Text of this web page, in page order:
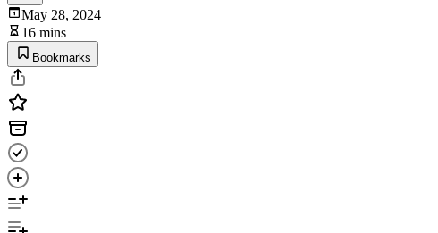
May 28, 2024
16 mins
Bookmarks